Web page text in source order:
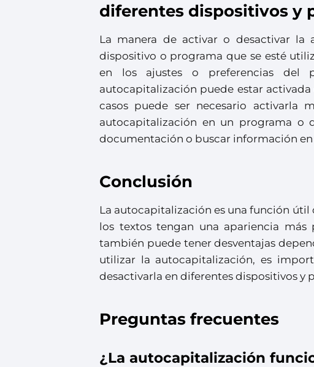
diferentes dispositivos y
La manera de activar o desactivar la
dispositivo o programa que se esté
en los ajustes o preferencias del
autocapitalización puede estar
casos puede ser necesario activarla
autocapitalización en un programa o
documentación o buscar información
Conclusión
La autocapitalización es una función
los textos tengan una apariencia
también puede tener desventajas
utilizar la autocapitalización, es
desactivarla en diferentes dispositivos y
Preguntas frecuentes
¿La autocapitalización